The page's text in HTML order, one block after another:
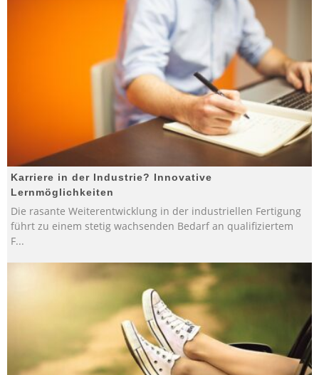
Karriere in der Industrie? Innovative
Lernmöglichkeiten
Die rasante Weiterentwicklung in der industriellen Fertigung
führt zu einem stetig wachsenden Bedarf an qualifiziertem
F...